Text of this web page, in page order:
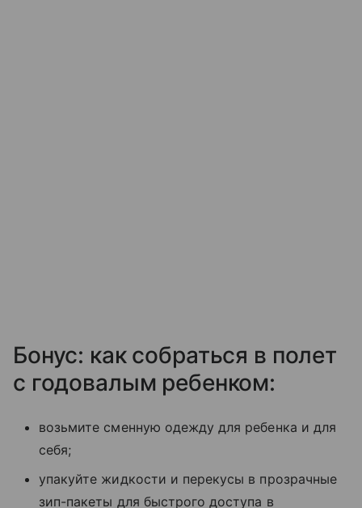
Бонус: как собраться в полет
с годовалым ребенком:
возьмите сменную одежду для ребенка и для
себя;
упакуйте жидкости и перекусы в прозрачные
зип-пакеты для быстрого доступа в